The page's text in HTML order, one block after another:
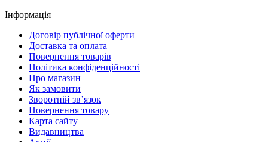
Інформація
Договір публічної оферти
Доставка та оплата
Повернення товарів
Політика конфіденційності
Про магазин
Як замовити
Зворотній зв’язок
Повернення товару
Карта сайту
Видавництва